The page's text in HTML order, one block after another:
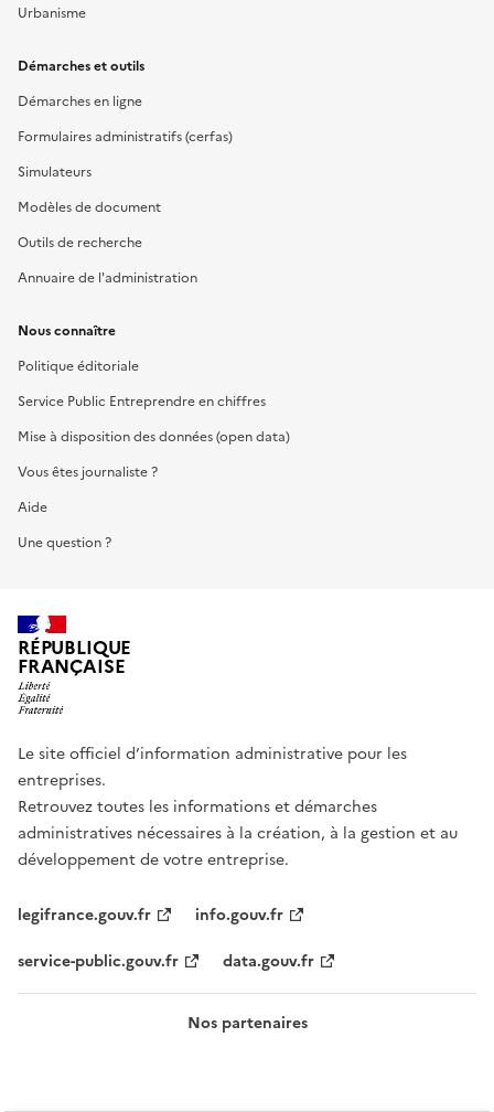
Urbanisme
Démarches et outils
Démarches en ligne
Formulaires administratifs (cerfas)
Simulateurs
Modèles de document
Outils de recherche
Annuaire de l'administration
Nous connaître
Politique éditoriale
Service Public Entreprendre en chiffres
Mise à disposition des données (open data)
Vous êtes journaliste ?
Aide
Une question ?
RÉPUBLIQUE
FRANÇAISE
Le site officiel d’information administrative pour les
entreprises.
Retrouvez toutes les informations et démarches
administratives nécessaires à la création, à la gestion et au
développement de votre entreprise.
legifrance.gouv.fr
info.gouv.fr
service-public.gouv.fr
data.gouv.fr
Nos partenaires